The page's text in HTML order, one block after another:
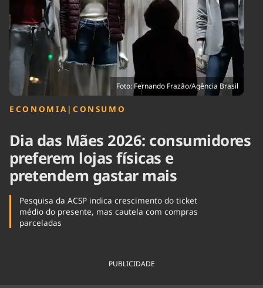
Tecnologia
Cinema
Educação
Infraestrutura
Internacional
Saúde
Tempo
Foto: Fernando Frazão/Agência Brasil
ECONOMIA | CONSUMO
Dia das Mães 2026: consumidores
preferem lojas físicas e
pretendem gastar mais
Pesquisa da ACSP indica crescimento do ticket
médio do presente, mas cautela com compras
parceladas
PUBLICIDADE